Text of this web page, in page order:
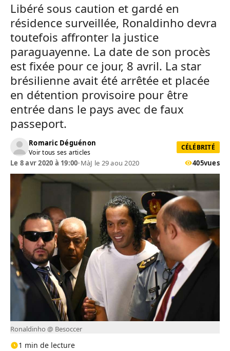
Libéré sous caution et gardé en
résidence surveillée, Ronaldinho devra
toutefois affronter la justice
paraguayenne. La date de son procès
est fixée pour ce jour, 8 avril. La star
brésilienne avait été arrêtée et placée
en détention provisoire pour être
entrée dans le pays avec de faux
passeport.
Romaric Déguénon
Voir tous ses articles
CÉLÉBRITÉ
Le 8 avr 2020 à 19:00•MàJ le 29 aou 2020 405vues
Ronaldinho @ Besoccer
1 min de lecture